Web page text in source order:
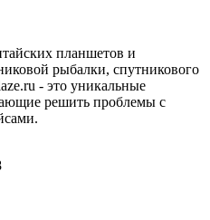
планшетов и
рыбалки, спутникового
- это уникальные
решить проблемы с